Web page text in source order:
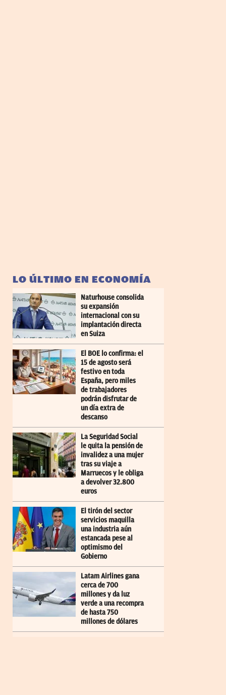
LO ÚLTIMO EN ECONOMÍA
Naturhouse consolida
su expansión
internacional con su
implantación directa
en Suiza
El BOE lo confirma: el
15 de agosto será
festivo en toda
España, pero miles
de trabajadores
podrán disfrutar de
un día extra de
descanso
La Seguridad Social
le quita la pensión de
invalidez a una mujer
tras su viaje a
Marruecos y le obliga
a devolver 32.800
euros
El tirón del sector
servicios maquilla
una industria aún
estancada pese al
optimismo del
Gobierno
Latam Airlines gana
cerca de 700
millones y da luz
verde a una recompra
de hasta 750
millones de dólares